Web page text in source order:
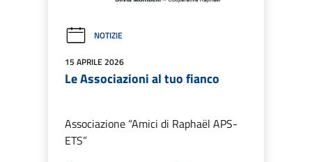
NOTIZIE
15 APRILE 2026
Le Associazioni al tuo fianco
Associazione “Amici di Raphaël APS-
ETS”